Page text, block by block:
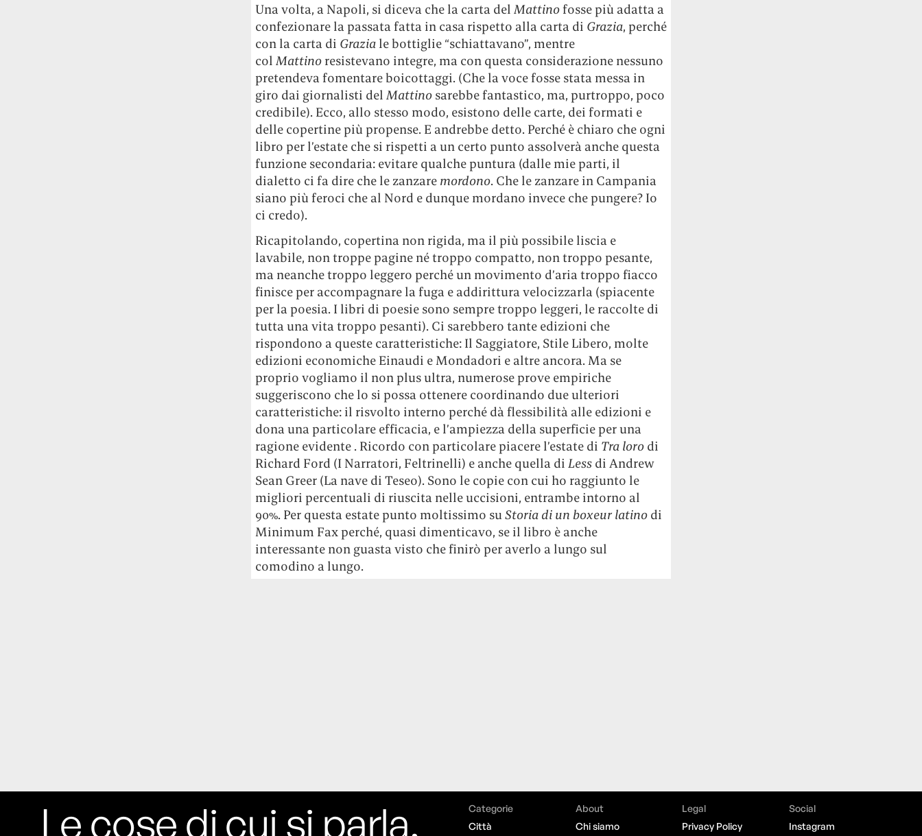
Una volta, a Napoli, si diceva che la carta del Mattinofosse più adatta a
confezionare la passata fatta in casa rispetto alla carta di Grazia, perché
con la carta di Graziale bottiglie “schiattavano”, mentre
col Mattinoresistevano integre, ma con questa considerazione nessuno
pretendeva fomentare boicottaggi. (Che la voce fosse stata messa in
giro dai giornalisti del Mattinosarebbe fantastico, ma, purtroppo, poco
credibile). Ecco, allo stesso modo, esistono delle carte, dei formati e
delle copertine più propense. E andrebbe detto. Perché è chiaro che ogni
libro per l’estate che si rispetti a un certo punto assolverà anche questa
funzione secondaria: evitare qualche puntura (dalle mie parti, il
dialetto ci fa dire che le zanzare mordono. Che le zanzare in Campania
siano più feroci che al Nord e dunque mordano invece che pungere? Io
ci credo).
Ricapitolando, copertina non rigida, ma il più possibile liscia e
lavabile, non troppe pagine né troppo compatto, non troppo pesante,
ma neanche troppo leggero perché un movimento d’aria troppo fiacco
finisce per accompagnare la fuga e addirittura velocizzarla (spiacente
per la poesia. I libri di poesie sono sempre troppo leggeri, le raccolte di
tutta una vita troppo pesanti). Ci sarebbero tante edizioni che
rispondono a queste caratteristiche: Il Saggiatore, Stile Libero, molte
edizioni economiche Einaudi e Mondadori e altre ancora. Ma se
proprio vogliamo il non plus ultra, numerose prove empiriche
suggeriscono che lo si possa ottenere coordinando due ulteriori
caratteristiche: il risvolto interno perché dà flessibilità alle edizioni e
dona una particolare efficacia, e l’ampiezza della superficie per una
ragione evidente . Ricordo con particolare piacere l’estate di Tra lorodi
Richard Ford (I Narratori, Feltrinelli) e anche quella di Lessdi Andrew
Sean Greer (La nave di Teseo). Sono le copie con cui ho raggiunto le
migliori percentuali di riuscita nelle uccisioni, entrambe intorno al
90%. Per questa estate punto moltissimo su Storia di un boxeur latinodi
Minimum Fax perché, quasi dimenticavo, se il libro è anche
interessante non guasta visto che finirò per averlo a lungo sul
comodino a lungo.
Le cose di cui si parla,
Categorie
Città
About
Chi siamo
Legal
Privacy Policy
Social
Instagram